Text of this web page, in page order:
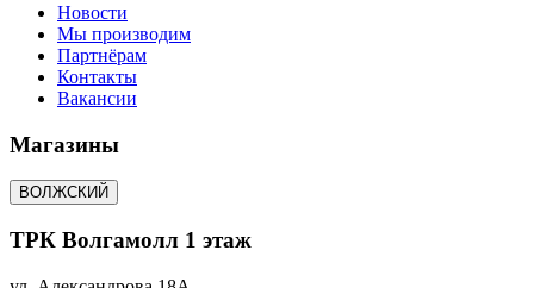
Новости
Мы производим
Партнёрам
Контакты
Вакансии
Магазины
ВОЛЖСКИЙ
ТРК Волгамолл 1 этаж